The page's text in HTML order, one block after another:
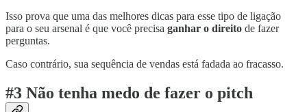
Isso prova que uma das melhores dicas para esse tipo de ligação
para o seu arsenal é que você precisa ganhar o direito de fazer
perguntas.
Caso contrário, sua sequência de vendas está fadada ao fracasso.
#3 Não tenha medo de fazer o pitch